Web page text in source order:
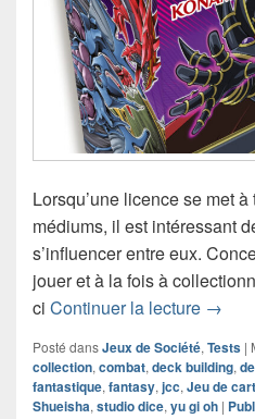
Lorsqu’une licence se met
médiums, il est intéressant
s’influencer entre eux.
jouer et à la fois à
ci Continuer la lecture →
Posté dansJeux de Société, Tests |
collection, combat, deck building,
fantastique, fantasy, jcc, Jeu de
Shueisha, studio dice, yu gi oh |